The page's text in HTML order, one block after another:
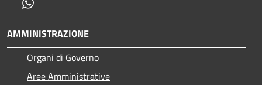
AMMINISTRAZIONE
Organi di Governo
Aree Amministrative